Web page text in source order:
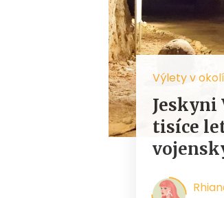
Výlety v
Jeskyni
tisíce